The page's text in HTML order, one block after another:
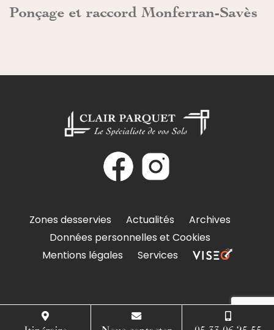
Itinéraire Nous contacter 05 33 06 25 55
Ponçage et raccord Monferran-Savès
Zones desservies Actualités
Archives
Données personnelles et Cookies
Mentions légales
Services